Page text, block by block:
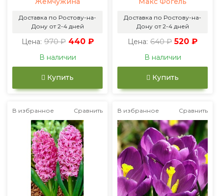
Доставка по Ростову-на-
Дону от 2-4 дней
Цена: 970 ₽ 440 ₽
В наличии
Купить
Доставка по Ростову-на-
Дону от 2-4 дней
Цена: 640 ₽ 520 ₽
В наличии
Купить
В избранное Сравнить В избранное Сравнить